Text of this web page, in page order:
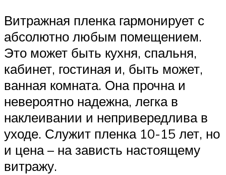
Витражная пленка гармонирует с
абсолютно любым помещением.
Это может быть кухня, спальня,
кабинет, гостиная и, быть может,
ванная комната. Она прочна и
невероятно надежна, легка в
наклеивании и непривередлива в
уходе. Служит пленка 10-15 лет, но
и цена – на зависть настоящему
витражу.